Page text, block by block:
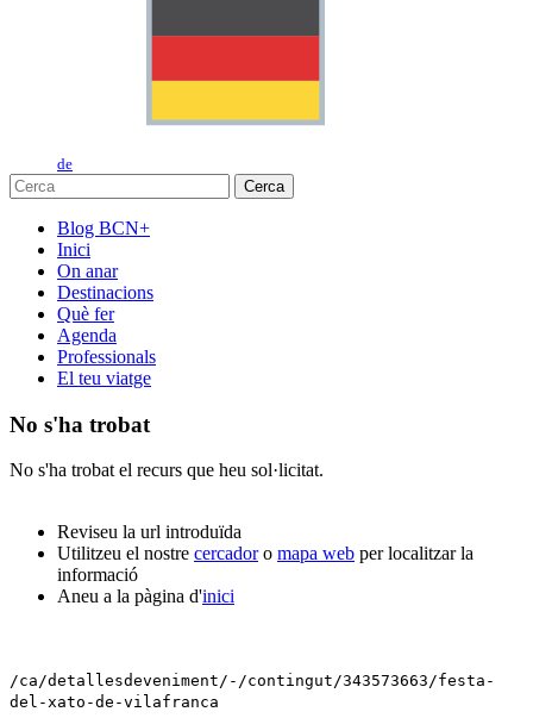
de
Cerca
Blog BCN+
Inici
On anar
Destinacions
Què fer
Agenda
Professionals
El teu viatge
No s'ha trobat
No s'ha trobat el recurs que heu sol·licitat.
Reviseu la url introduïda
Utilitzeu el nostre cercadoro mapa web per localitzar la
informació
Aneu a la pàgina d'inici
/ca/detallesdeveniment/-/contingut/343573663/festa-
del-xato-de-vilafranca